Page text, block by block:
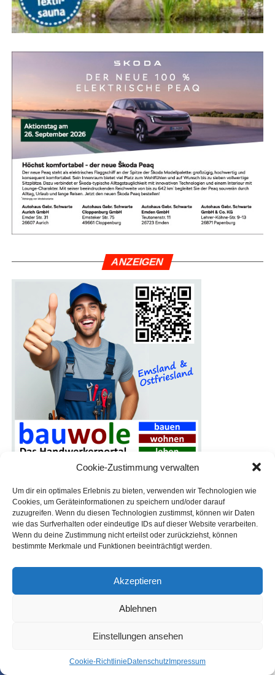
Cookie-Zustimmung verwalten
Um dir ein optimales Erlebnis zu bieten, verwenden wir Technologien wie
Cookies, um Geräteinformationen zu speichern und/oder darauf
zuzugreifen. Wenn du diesen Technologien zustimmst, können wir Daten
wie das Surfverhalten oder eindeutige IDs auf dieser Website verarbeiten.
Wenn du deine Zustimmung nicht erteilst oder zurückziehst, können
bestimmte Merkmale und Funktionen beeinträchtigt werden.
Akzeptieren
Ablehnen
Einstellungen ansehen
Coo­kie-Richt­li­nie Daten­schutz Impres­sum
SHARE TWEET
ANZEI­GEN